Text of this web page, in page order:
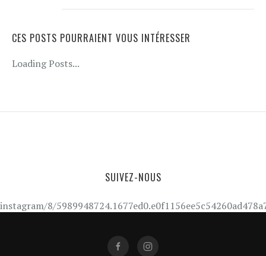
CES POSTS POURRAIENT VOUS INTÉRESSER
Loading Posts...
SUIVEZ-NOUS
instagram/8/